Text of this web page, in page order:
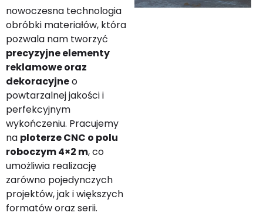
nowoczesna technologia
obróbki materiałów, która
pozwala nam tworzyć
precyzyjne elementy
reklamowe oraz
dekoracyjneo
powtarzalnej jakości i
perfekcyjnym
wykończeniu. Pracujemy
na ploterze CNC o polu
roboczym 4×2 m, co
umożliwia realizację
zarówno pojedynczych
projektów, jak i większych
formatów oraz serii.